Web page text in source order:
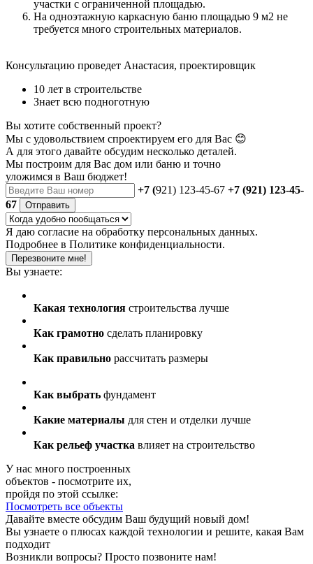
участки с ограниченной площадью.
На одноэтажную каркасную баню площадью 9 м2 не
требуется много строительных материалов.
Консультацию проведет Анастасия, проектировщик
10 лет в строительстве
Знает всю подноготную
Вы хотите собственный проект?
Мы с удовольствием спроектируем его для Вас 😊
А для этого давайте обсудим несколько деталей.
Мы построим для Вас дом или баню и точно
уложимся в Ваш бюджет!
+7 (921) 123-45-67 +7 (921) 123-45-
67
Отправить
Я даю согласие на обработку персональных данных.
Подробнее в Политике конфиденциальности.
Перезвоните мне!
Вы узнаете:
Какая технология строительства лучше
Как грамотно сделать планировку
Как правильно рассчитать размеры
Как выбрать фундамент
Какие материалы для стен и отделки лучше
Как рельеф участка влияет на строительство
У нас много построенных
объектов - посмотрите их,
пройдя по этой ссылке:
Посмотреть все объекты
Давайте вместе обсудим Ваш будущий новый дом!
Вы узнаете о плюсах каждой технологии и решите, какая Вам
подходит
Возникли вопросы? Просто позвоните нам!